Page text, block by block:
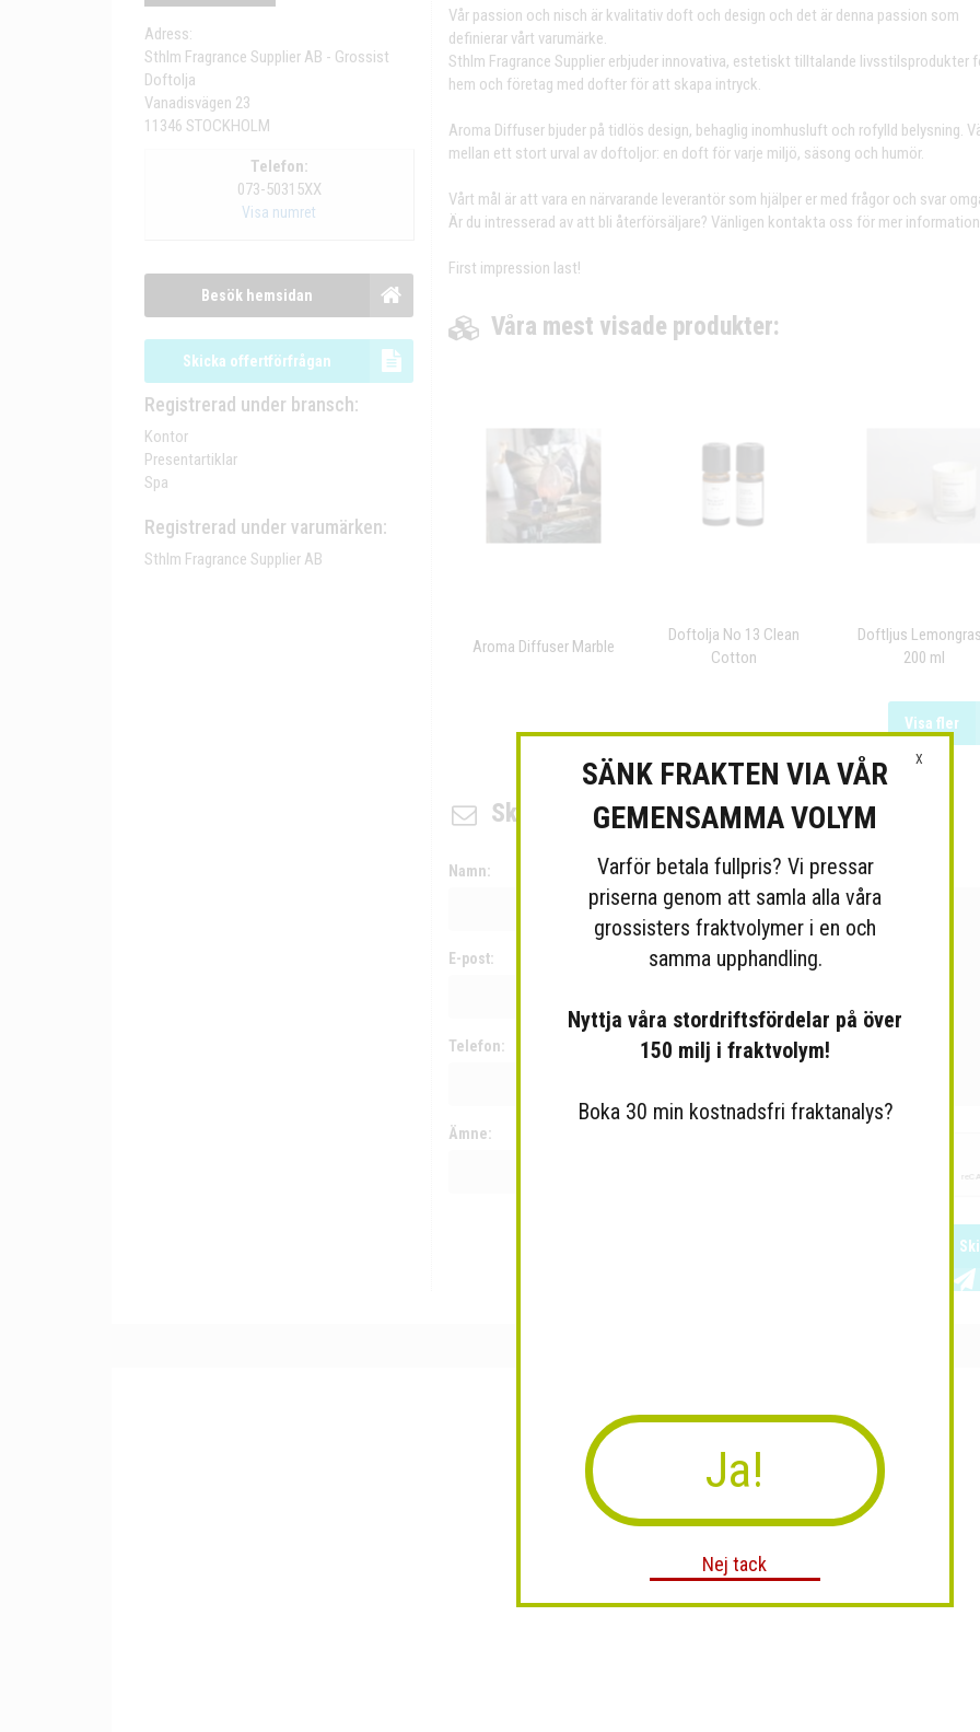
Adress:
Sthlm Fragrance Supplier AB - Grossist
Doftolja
Vanadisvägen 23
11346 STOCKHOLM
Telefon:
073-50315XX
Visa numret
Besök hemsidan
Skicka offertförfrågan
Registrerad under bransch:
Kontor
Presentartiklar
Spa
Registrerad under varumärken:
Sthlm Fragrance Supplier AB
Vår passion och nisch är kvalitativ doft och design och det är denna passion som
definierar vårt varumärke.
Sthlm Fragrance Supplier erbjuder innovativa, estetiskt tilltalande livsstilsprodukter
hem och företag med dofter för att skapa intryck.
Aroma Diffuser bjuder på tidlös design, behaglig inomhusluft och rofylld belysning.
mellan ett stort urval av doftoljor: en doft för varje miljö, säsong och humör.
Vårt mål är att vara en närvarande leverantör som hjälper er med frågor och svar
Är du intresserad av att bli återförsäljare? Vänligen kontakta oss för mer
First impression last!
Våra mest visade produkter:
Aroma Diffuser Marble
Doftolja No 13 Clean
Cotton
Doftljus
200 ml
Visa fler
Skicka meddelande till grossisten
Namn:
E-post:
Telefon:
Ämne:
Meddelande:
X
SÄNK FRAKTEN VIA VÅR
GEMENSAMMA VOLYM
Varför betala fullpris? Vi pressar
priserna genom att samla alla våra
grossisters fraktvolymer i en och
samma upphandling.
Nyttja våra stordriftsfördelar på över
150 milj i fraktvolym!
Boka 30 min kostnadsfri fraktanalys?
Ja!
Nej tack